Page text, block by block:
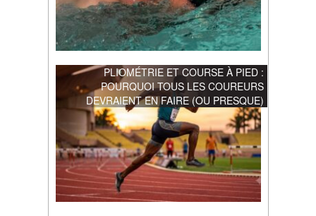
PLIOMÉTRIE ET COURSE À PIED :
POURQUOI TOUS LES COUREURS
DEVRAIENT EN FAIRE (OU PRESQUE)